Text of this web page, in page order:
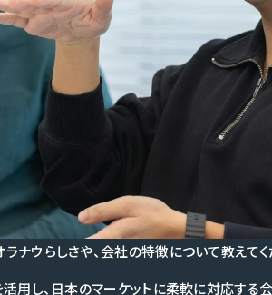
ウらしさや、会社の特徴について教えてく
用し、日本のマーケットに柔軟に対応する